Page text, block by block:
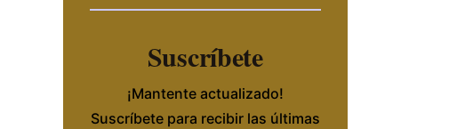
Suscríbete
¡Mantente actualizado!
Suscríbete para recibir las últimas